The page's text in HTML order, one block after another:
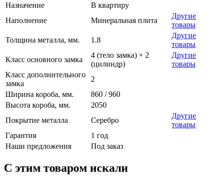
Назначение
В квартиру
Наполнение
Минеральная плита
Другие
товары
Толщина металла, мм.
1.8
Другие
товары
Класс основного замка
4 (тело замка) + 2
(цилиндр)
Другие
товары
Класс дополнительного
замка
2
Ширина короба, мм.
860 / 960
Высота короба, мм.
2050
Покрытие металла
Серебро
Другие
товары
Гарантия
1 год
Наши предложения
Под заказ
C этим товаром искали